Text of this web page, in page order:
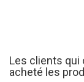
Les clients qui
acheté les